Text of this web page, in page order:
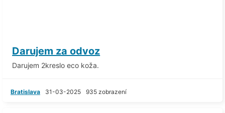
Darujem za odvoz
Darujem 2kreslo eco koža.
Bratislava 31-03-2025 935 zobrazení